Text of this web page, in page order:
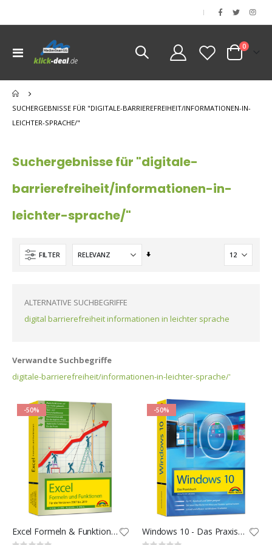
|
Navigation
umschalten
Cart
0Artikel
SUCHERGEBNISSE FÜR "DIGITALE-BARRIEREFREIHEIT/INFORMATIONEN-IN-
LEICHTER-SPRACHE/"
Suchergebnisse für "digitale-
barrierefreiheit/informationen-in-
leichter-sprache/"
FILTER
Aufsteigend
ALTERNATIVE SUCHBEGRIFFE
digital barrierefreiheit informationen in leichter sprache
Verwandte Suchbegriffe
digitale-barrierefreiheit/informationen-in-leichter-sprache/'
-50%
Excel Formeln & Funktionen
-50%
Windows 10 - Das Praxisbuch